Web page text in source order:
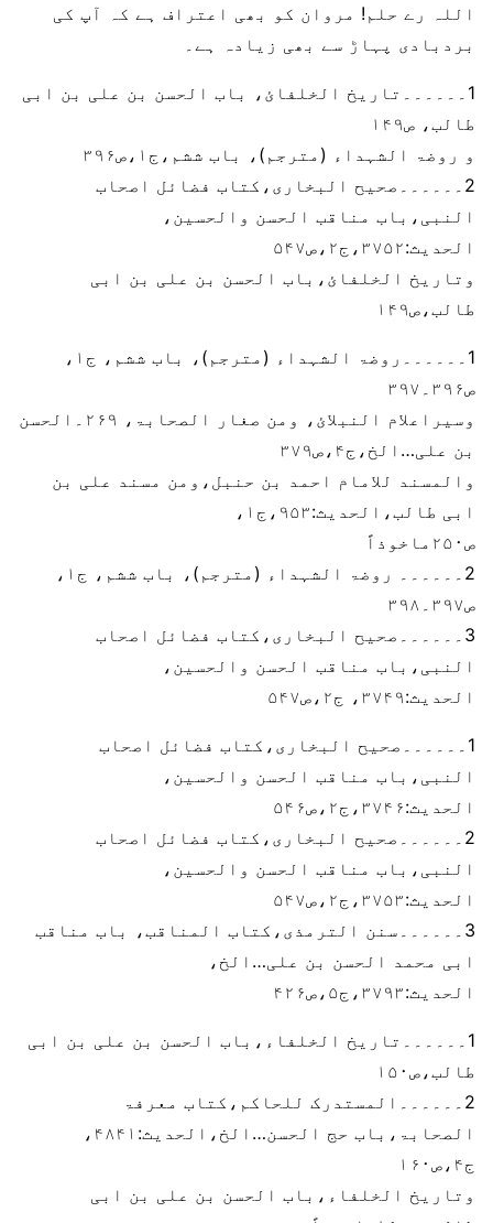
اللہ رے حلم! مروان کو بھی اعتراف ہے کہ آپ کی
بردبادی پہاڑ سے بھی زیادہ ہے۔
1۔۔۔۔۔۔تاریخ الخلفائ، باب الحسن بن علی بن ابی
طالب، ص۱۴۹
و روضۃ الشہداء (مترجم)، باب ششم،ج۱،ص۳۹۶
2۔۔۔۔۔۔صحیح البخاری،کتاب فضائل اصحاب
النبی،باب مناقب الحسن والحسین،
الحدیث:۳۷۵۲،ج۲،ص۵۴۷
وتاریخ الخلفائ،باب الحسن بن علی بن ابی
طالب،ص۱۴۹
1۔۔۔۔۔۔روضۃ الشہداء (مترجم)، باب ششم، ج۱،
ص۳۹۶۔۳۹۷
وسیراعلام النبلائ، ومن صغار الصحابۃ، ۲۶۹۔الحسن
بن علی…الخ،ج۴،ص۳۷۹
والمسند للامام احمد بن حنبل،ومن مسند علی بن
ابی طالب،الحدیث:۹۵۳،ج۱،
ص۲۵۰ماخوذاً
2۔۔۔۔۔۔ روضۃ الشہداء (مترجم)، باب ششم، ج۱،
ص۳۹۷۔۳۹۸
3۔۔۔۔۔۔صحیح البخاری،کتاب فضائل اصحاب
النبی،باب مناقب الحسن والحسین،
الحدیث:۳۷۴۹، ج۲،ص۵۴۷
1۔۔۔۔۔۔صحیح البخاری،کتاب فضائل اصحاب
النبی،باب مناقب الحسن والحسین،
الحدیث:۳۷۴۶،ج۲،ص۵۴۶
2۔۔۔۔۔۔صحیح البخاری،کتاب فضائل اصحاب
النبی،باب مناقب الحسن والحسین،
الحدیث:۳۷۵۳،ج۲،ص۵۴۷
3۔۔۔۔۔۔سنن الترمذی،کتاب المناقب، باب مناقب
ابی محمد الحسن بن علی…الخ،
الحدیث:۳۷۹۳،ج۵،ص۴۲۶
1۔۔۔۔۔۔تاریخ الخلفاء،باب الحسن بن علی بن ابی
طالب،ص۱۵۰
2۔۔۔۔۔۔المستدرک للحاکم،کتاب معرفۃ
الصحابۃ،باب حج الحسن…الخ،الحدیث:۴۸۴۱،
ج۴،ص۱۶۰
وتاریخ الخلفاء،باب الحسن بن علی بن ابی